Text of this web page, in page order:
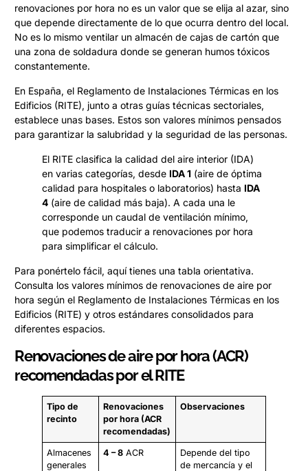
renovaciones por hora no es un valor que se elija al azar, sino
que depende directamente de lo que ocurra dentro del local.
No es lo mismo ventilar un almacén de cajas de cartón que
una zona de soldadura donde se generan humos tóxicos
constantemente.
En España, el Reglamento de Instalaciones Térmicas en los
Edificios (RITE), junto a otras guías técnicas sectoriales,
establece unas bases. Estos son valores mínimos pensados
para garantizar la salubridad y la seguridad de las personas.
El RITE clasifica la calidad del aire interior (IDA)
en varias categorías, desde IDA 1 (aire de óptima
calidad para hospitales o laboratorios) hasta IDA
4 (aire de calidad más baja). A cada una le
corresponde un caudal de ventilación mínimo,
que podemos traducir a renovaciones por hora
para simplificar el cálculo.
Para ponértelo fácil, aquí tienes una tabla orientativa.
Consulta los valores mínimos de renovaciones de aire por
hora según el Reglamento de Instalaciones Térmicas en los
Edificios (RITE) y otros estándares consolidados para
diferentes espacios.
Renovaciones de aire por hora (ACR)
recomendadas por el RITE
Tipo de
recinto
Renovaciones
por hora (ACR
recomendadas)
Observaciones
Almacenes
generales
4 – 8 ACR
Depende del tipo
de mercancía y el